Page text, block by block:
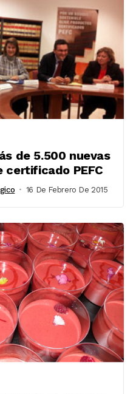
de 5.500 nuevas
certificado PEFC
16 De Febrero De 2015